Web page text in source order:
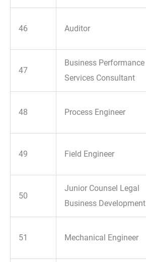
46 Auditor
47
Business Performance
Services Consultant
48 Process Engineer
49 Field Engineer
50
Junior Counsel Legal
Business Development
51 Mechanical Engineer